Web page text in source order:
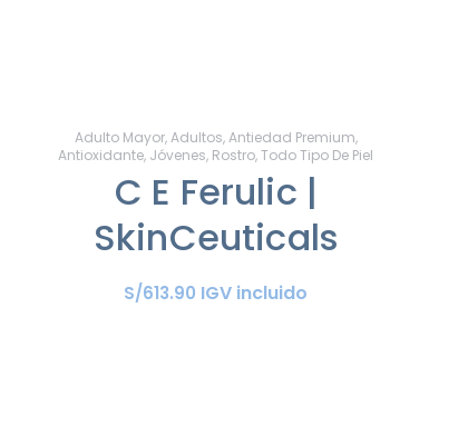
Adulto Mayor,Adultos,Antiedad Premium,
Antioxidante, Jóvenes, Rostro,Todo Tipo De Piel
C E Ferulic |
SkinCeuticals
S/613.90 IGV incluido